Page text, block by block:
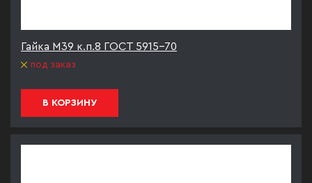
Гайка М39 к.п.8 ГОСТ 5915-70
под заказ
В КОРЗИНУ